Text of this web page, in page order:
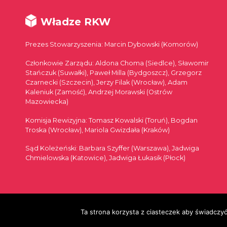
Władze RKW
Prezes Stowarzyszenia: Marcin Dybowski (Komorów)
Członkowie Zarządu: Aldona Choma (Siedlce), Sławomir
Stańczuk (Suwałki), Paweł Milla (Bydgoszcz), Grzegorz
Czarnecki (Szczecin), Jerzy Filak (Wrocław), Adam
Kaleniuk (Zamość), Andrzej Morawski (Ostrów
Mazowiecka)
Komisja Rewizyjna: Tomasz Kowalski (Toruń), Bogdan
Troska (Wrocław), Mariola Gwizdała (Kraków)
Sąd Koleżeński: Barbara Szyffer (Warszawa), Jadwiga
Chmielowska (Katowice), Jadwiga Łukasik (Płock)
Ta strona korzysta z ciasteczek aby